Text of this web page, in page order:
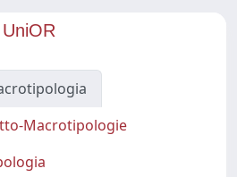
Macrotipologie